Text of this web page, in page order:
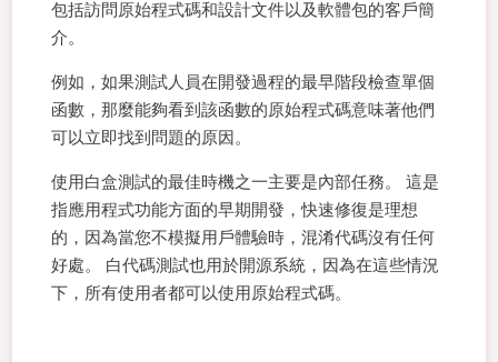
包括訪問原始程式碼和設計文件以及軟體包的客戶簡
介。
例如，如果測試人員在開發過程的最早階段檢查單個
函數，那麼能夠看到該函數的原始程式碼意味著他們
可以立即找到問題的原因。
使用白盒測試的最佳時機之一主要是內部任務。 這是
指應用程式功能方面的早期開發，快速修復是理想
的，因為當您不模擬用戶體驗時，混淆代碼沒有任何
好處。 白代碼測試也用於開源系統，因為在這些情況
下，所有使用者都可以使用原始程式碼。